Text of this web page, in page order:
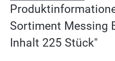
Sortiment Messing
Inhalt 225 Stück"